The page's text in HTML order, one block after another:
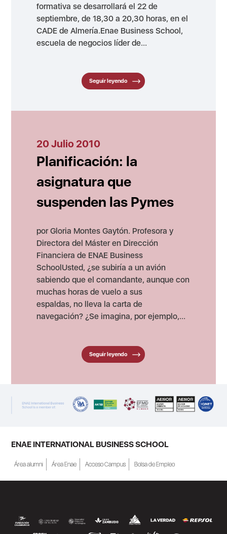
formativa se desarrollará el 22 de
septiembre, de 18,30 a 20,30 horas, en el
CADE de Almería.Enae Business School,
escuela de negocios líder de...
Seguir leyendo
20 Julio 2010
Planificación: la
asignatura que
suspenden las Pymes
por Gloria Montes Gaytón. Profesora y
Directora del Máster en Dirección
Financiera de ENAE Business
SchoolUsted, ¿se subiría a un avión
sabiendo que el comandante, aunque con
muchas horas de vuelo a sus
espaldas, no lleva la carta de
navegación? ¿Se imagina, por ejemplo,...
Seguir leyendo
ENAE INTERNATIONAL BUSINESS SCHOOL
Área alumni Área Enae Acceso Campus Bolsa de Empleo